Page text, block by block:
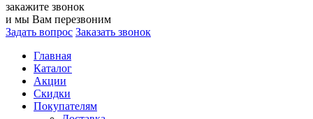
закажите звонок
и мы Вам перезвоним
Задать вопрос Заказать звонок
Главная
Каталог
Акции
Скидки
Покупателям